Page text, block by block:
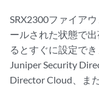
SRX2300ファイア
ールされた状態で
るとすぐに設定で
Juniper Security
Director Cloud、ま